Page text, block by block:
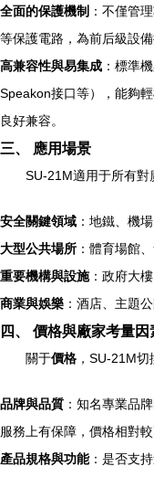
全面的保護機制 ：不僅管
等保護電路，為前后級設備
高兼容性與易集成 ：標準
Speakon接口等），能夠
良好兼容。
三、 應用場景
SU-21M適用于所有對
安全關鍵領域 ：地鐵、機
大型公共場所 ：體育場館
重要機構與設施：政府大
商業與娛樂 ：酒店、主題
四、 價格與廠家考量因
關于價格 ，SU-21M
品牌與品質 ：知名專業品
服務上有保障，價格相對較
產品規格與功能：是否支